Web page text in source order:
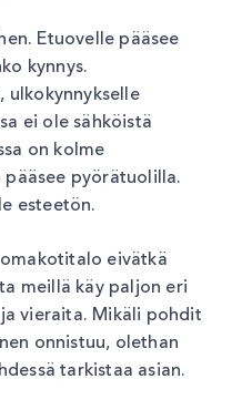
Etuovelle pääsee
kynnys.
ulkokynnykselle
ei ole sähköistä
on kolme
pyörätuolilla.
esteetön.
eivätkä
meillä käy paljon eri
vieraita. Mikäli pohdit
onnistuu, olethan
tarkistaa asian.